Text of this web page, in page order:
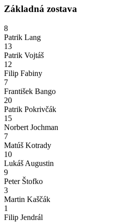
Základná zostava
8
Patrik Lang
13
Patrik Vojtáš
12
Filip Fabiny
7
František Bango
20
Patrik Pokrivčák
15
Norbert Jochman
7
Matúš Kotrady
10
Lukáš Augustin
9
Peter Štofko
3
Martin Kaščák
1
Filip Jendrál